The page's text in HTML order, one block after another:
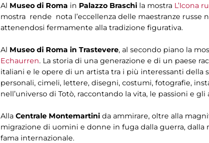
Al Museo di Roma in Palazzo Braschi la mostra L’Icona
mostra rende nota l’eccellenza delle maestranze
attenendosi fermamente alla tradizione figurativa.
Al Museo di Roma in Trastevere, al secondo piano la
Echaurren. La storia di una generazione e di un paese
italiani e le opere di un artista tra i più interessanti della
personali, cimeli, lettere, disegni, costumi, fotografie,
nell’universo di Totò, raccontando la vita, le passioni e
Alla Centrale Montemartini da ammirare, oltre alla
migrazione di uomini e donne in fuga dalla guerra,
fama internazionale.